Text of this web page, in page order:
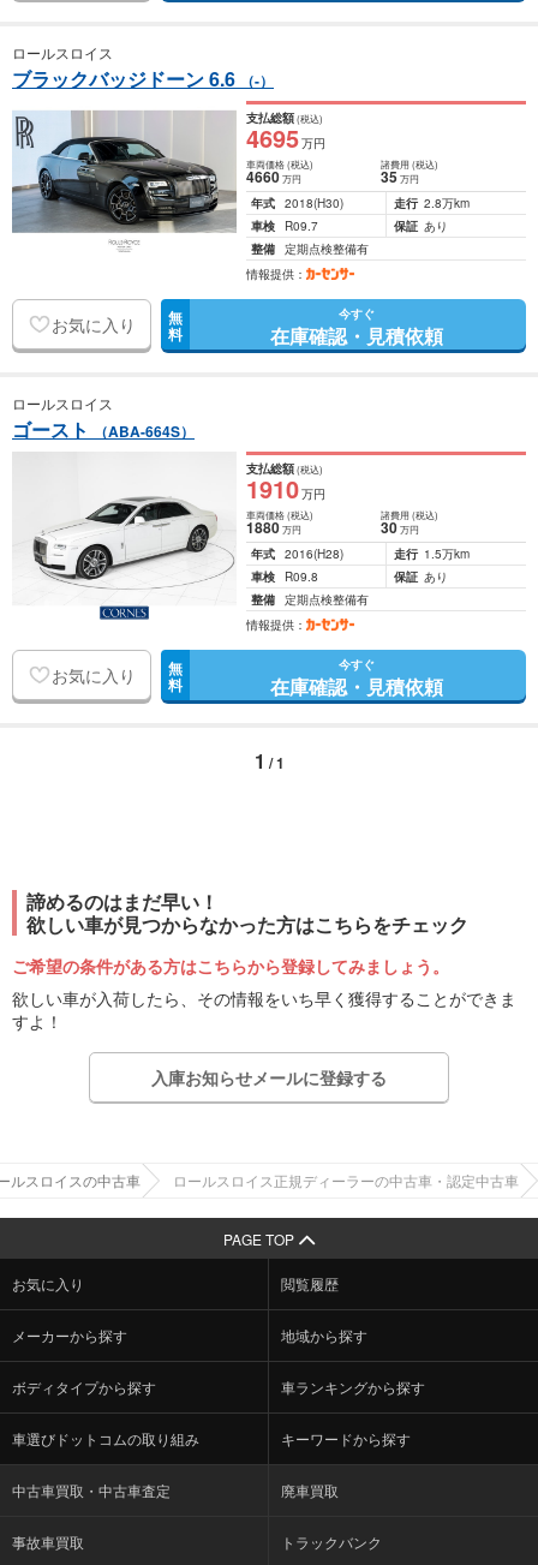
ロールスロイス
ブラックバッジドーン 6.6 （-）
支払総額(税込)
4695万円
車両価格(税込)
4660万円
諸費用 (税込)
35 万円
年式 2018(H30) 走行 2.8万km
車検
R09.7 保証 あり
整備 定期点検整備有
情報提供：
お気に入り 無
料
今すぐ
在庫確認・見積依頼
ロールスロイス
ゴースト （ABA-664S）
支払総額(税込)
1910万円
車両価格(税込)
1880万円
諸費用 (税込)
30 万円
年式 2016(H28) 走行 1.5万km
車検
R09.8 保証 あり
整備 定期点検整備有
情報提供：
お気に入り 無
料
今すぐ
在庫確認・見積依頼
1 / 1
諦めるのはまだ早い！
欲しい車が見つからなかった方はこちらをチェック
ご希望の条件がある方はこちらから登録してみましょう。
欲しい車が入荷したら、その情報をいち早く獲得することができま
すよ！
入庫お知らせメールに登録する
ルスロイスの中古車 ロールスロイス正規ディーラーの中古車・認定中古車
PAGE TOP
お気に入り 閲覧履歴
メーカーから探す 地域から探す
ボディタイプから探す 車ランキングから探す
車選びドットコムの取り組み キーワードから探す
中古車買取・中古車査定 廃車買取
事故車買取 トラックバンク